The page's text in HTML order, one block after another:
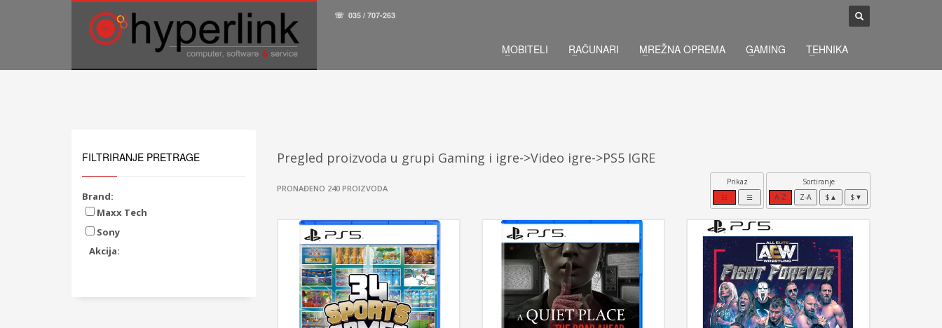
TELEFONSKA PODRŠKA
☏ 035 / 707-263
MOBITELI RAČUNARI MREŽNA OPREMA GAMING TEHNIKA
Pregled proizvoda u grupi Gaming i igre->Video igre->PS5 IGRE
PRONAĐENO 240 PROIZVODA
Sortiranje
A-Z
Z-A $▲ $▼
Prikaz
☷
☰
FILTRIRANJE PRETRAGE
Brand:
Maxx Tech
Sony
Akcija: